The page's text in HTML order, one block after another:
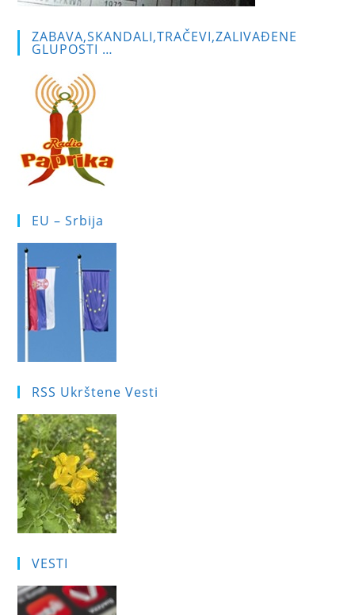
ZABAVA,SKANDALI,TRAČEVI,ZALIVAĐENE
GLUPOSTI …
EU – Srbija
RSS Ukrštene Vesti
VESTI